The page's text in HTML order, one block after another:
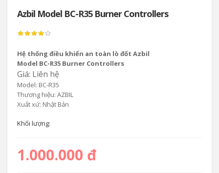
Azbil Model BC-R35 Burner Controllers
Hệ thống điều khiển an toàn lò đốt Azbil
Model BC-R35 Burner Controllers
Giá: Liên hệ
Model: BC-R35
Thương hiệu: AZBIL
Xuất xứ: Nhật Bản
Khối lượng:
1.000.000 đ